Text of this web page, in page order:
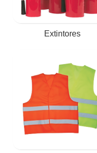
Extintores